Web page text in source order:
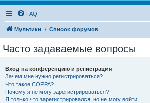
FAQ
Мультики Список форумов
Часто задаваемые вопросы
Вход на конференцию и регистрация
Зачем мне нужно регистрироваться?
Что такое COPPA?
Почему я не могу зарегистрироваться?
Я только что зарегистрировался, но не могу войти!